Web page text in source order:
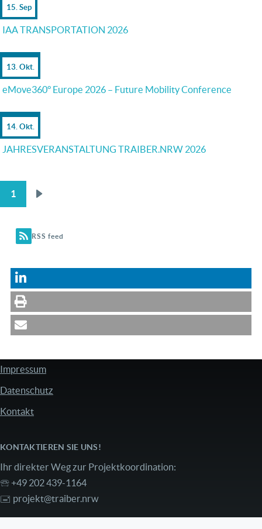
15. Sep
IAA TRANSPORTATION 2026
13. Okt.
eMove360° Europe 2026 – Future Mobility Conference
14. Okt.
JAHRESVERANSTALTUNG TRAIBER.NRW 2026
1
RSS feed
FUSSZEILE
Impressum
Datenschutz
Kontakt
KONTAKTIEREN SIE UNS!
Ihr direkter Weg zur Projektkoordination:
🕾 +49 202 439-1164
🖃 projekt@traiber.nrw